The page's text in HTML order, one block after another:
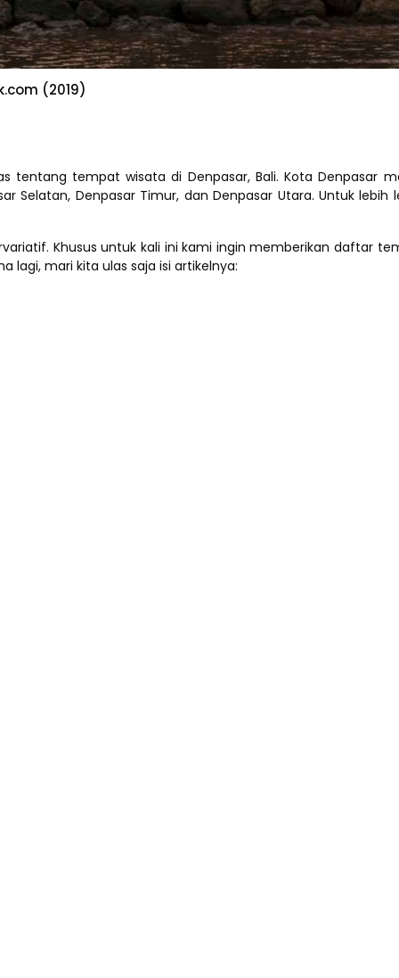
(2019)
tempat wisata di Denpasar, Bali. Kota Denpasar
Selatan, Denpasar Timur, dan Denpasar Utara. Untuk
Khusus untuk kali ini kami ingin memberikan daftar
lagi, mari kita ulas saja isi artikelnya: